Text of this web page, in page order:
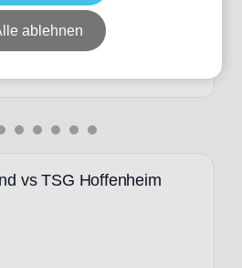
vs TSG Hoffenheim
ablehnen